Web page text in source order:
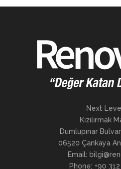
Next
Kızılırmak
Dumlupınar
06520 Çankaya
Email:
Phone: +90